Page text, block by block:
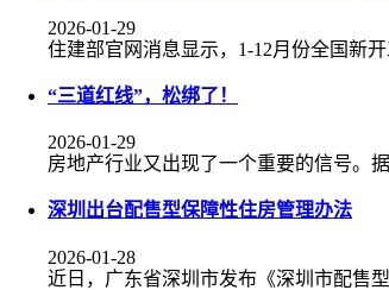
2026-01-29
住建部官网消息显示，1-12月份全国新
“三道红线”，松绑了！
2026-01-29
房地产行业又出现了一个重要的信号。
深圳出台配售型保障性住房管理办法
2026-01-28
近日，广东省深圳市发布《深圳市配售